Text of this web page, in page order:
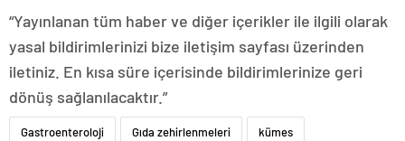
“Yayınlanan tüm haber ve diğer içerikler ile ilgili olarak
yasal bildirimlerinizi bize iletişim sayfası üzerinden
iletiniz. En kısa süre içerisinde bildirimlerinize geri
dönüş sağlanılacaktır.”
Gastroenteroloji Gıda zehirlenmeleri kümes